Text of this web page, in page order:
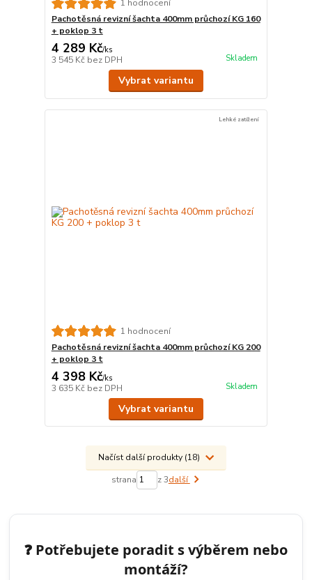
1 hodnocení
Pachotěsná revizní šachta 400mm průchozí KG 160
+ poklop 3 t
4 289 Kč/ks
3 545 Kč bez DPH Skladem
Vybrat variantu
Lehké zatížení
1 hodnocení
Pachotěsná revizní šachta 400mm průchozí KG 200
+ poklop 3 t
4 398 Kč/ks
3 635 Kč bez DPH Skladem
Vybrat variantu
Načíst další produkty (18)
strana z 3další
❓ Potřebujete poradit s výběrem nebo
montáží?